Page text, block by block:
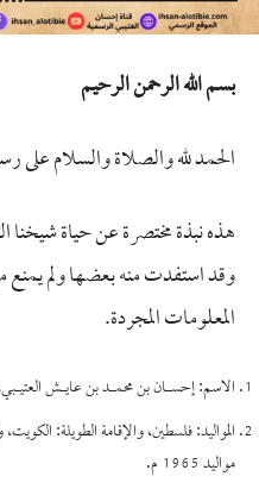
بسم الله الرحمن الرحيم
الحمد لله والصلاة والسلام على
هذه نبذة مختصرة عن حياة شيخنا
وقد استفدت منه بعضها ولم يمنع
المعلومات المجردة.
الاسم: إحسـان بن محمـد بن عايـش
المواليد: فلسطين، والإقامة الطويلة:
مواليد 1965 م.